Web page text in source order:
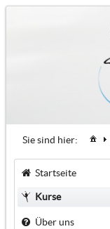
Sie sind hier:
Startseite
Kurse
Über uns